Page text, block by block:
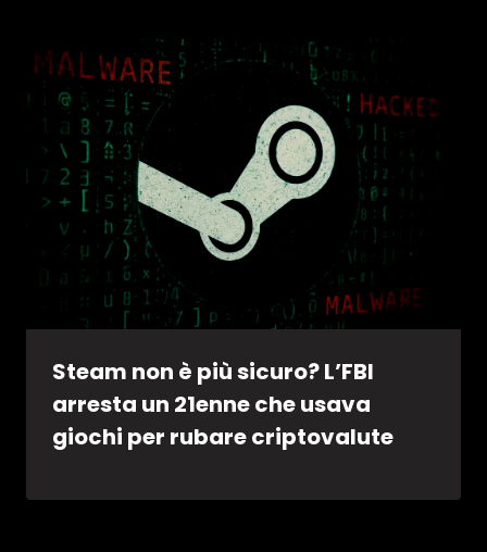
Steam non è più sicuro? L’FBI
arresta un 21enne che usava
giochi per rubare criptovalute